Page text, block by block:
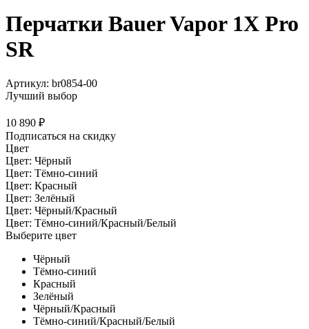
Перчатки Bauer Vapor 1X Pro
SR
Артикул: br0854-00
Лучший выбор
10 890 ₽
Подписаться на скидку
Цвет
Цвет: Чёрный
Цвет: Тёмно-синий
Цвет: Красный
Цвет: Зелёный
Цвет: Чёрный/Красный
Цвет: Тёмно-синий/Красный/Белый
Выберите цвет
Чёрный
Тёмно-синий
Красный
Зелёный
Чёрный/Красный
Тёмно-синий/Красный/Белый